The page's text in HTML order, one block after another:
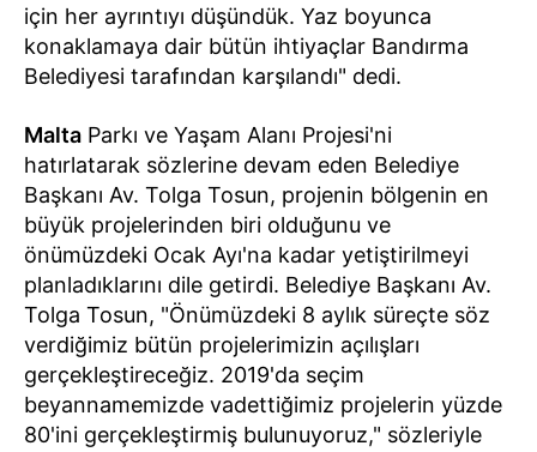
için her ayrıntıyı düşündük. Yaz boyunca
konaklamaya dair bütün ihtiyaçlar Bandırma
Belediyesi tarafından karşılandı" dedi.
Malta Parkı ve Yaşam Alanı Projesi'ni
hatırlatarak sözlerine devam eden Belediye
Başkanı Av. Tolga Tosun, projenin bölgenin en
büyük projelerinden biri olduğunu ve
önümüzdeki Ocak Ayı'na kadar yetiştirilmeyi
planladıklarını dile getirdi. Belediye Başkanı Av.
Tolga Tosun, "Önümüzdeki 8 aylık süreçte söz
verdiğimiz bütün projelerimizin açılışları
gerçekleştireceğiz. 2019'da seçim
beyannamemizde vadettiğimiz projelerin yüzde
80'ini gerçekleştirmiş bulunuyoruz," sözleriyle